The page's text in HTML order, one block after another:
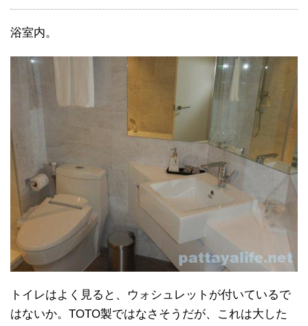
浴室内。
トイレはよく見ると、ウォシュレットが付いているで
はないか。TOTO製ではなさそうだが、これは大した